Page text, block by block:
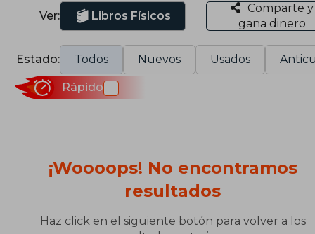
Ver: Libros Físicos
Comparte y
gana dinero
Estado: Todos Nuevos Usados
Rápido
¡Woooops! No encontramos
resultados
Haz click en el siguiente botón para volver a los